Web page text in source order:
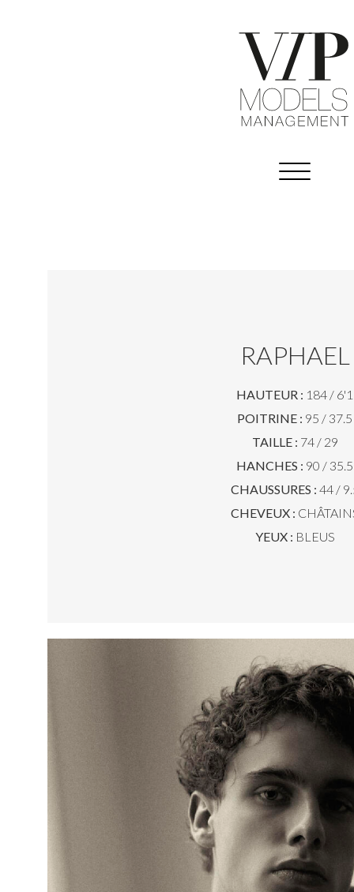
RAPHAEL
HAUTEUR : 184 / 6'1
POITRINE : 95 / 37.5
TAILLE : 74 / 29
HANCHES : 90 / 35.5
CHAUSSURES : 44 /
CHEVEUX :
YEUX : BLEUS